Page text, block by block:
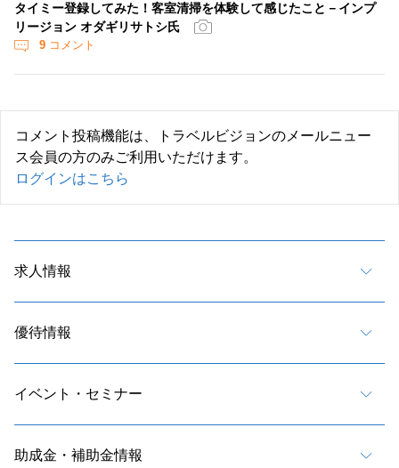
タイミー登録してみた！客室清掃を体験して感じたこと－インプ
リージョン オダギリサトシ氏
9 コメント
コメント投稿機能は、トラベルビジョンのメールニュー
ス会員の方のみご利用いただけます。
ログインはこちら
求人情報
優待情報
イベント・セミナー
助成金・補助金情報